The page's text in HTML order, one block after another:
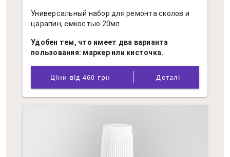
Универсальный набор для ремонта сколов и
царапин, емкостью 20мл.
Удобен тем, что имеет два варианта
пользования: маркер или кисточка.
Ціни від 460 грн Деталі